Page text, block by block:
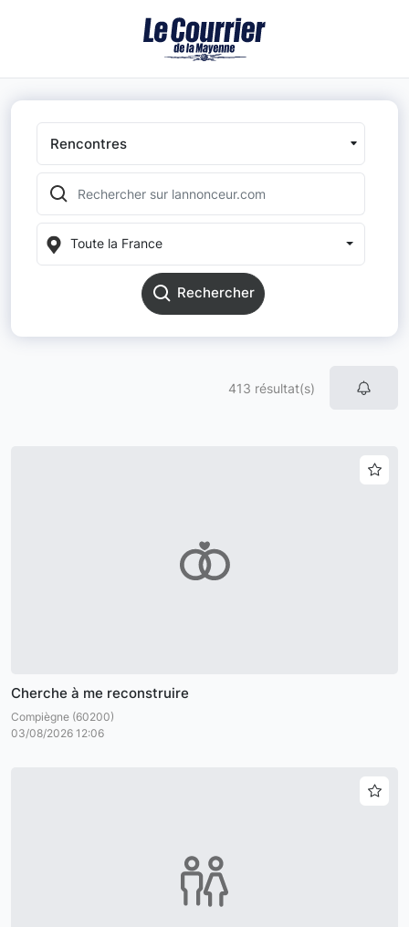
Rencontres
Toute la France
Rechercher
413 résultat(s)
Cherche à me reconstruire
Compiègne (60200)
03/08/2026 12:06